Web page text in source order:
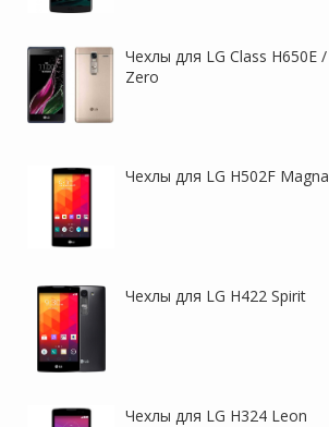
Чехлы для LG Class H650E /
Zero
Чехлы для LG H502F Magna
Чехлы для LG H422 Spirit
Чехлы для LG H324 Leon